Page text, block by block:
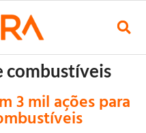
combustíveis
3 mil ações para